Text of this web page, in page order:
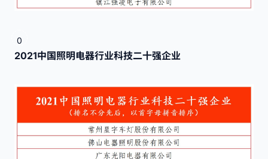
0
2021中国照明电器行业科技二十强企业